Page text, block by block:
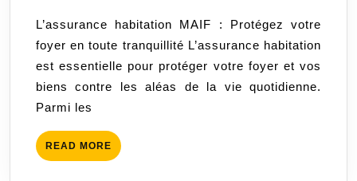
Protégez
votre
foyer
en
L’assurance habitation MAIF : Protégez votre
foyer en toute tranquillité L’assurance habitation
est essentielle pour protéger votre foyer et vos
biens contre les aléas de la vie quotidienne.
Parmi les
READ MORE READ
MORE